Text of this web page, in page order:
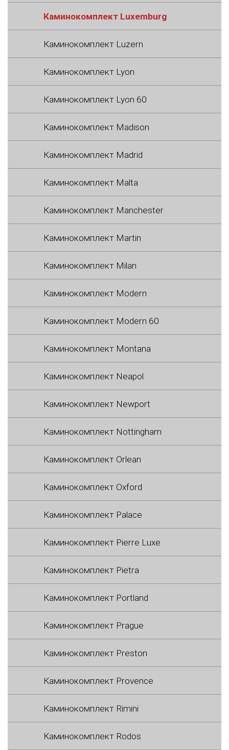
Каминокомплект Luxemburg
Каминокомплект Luzern
Каминокомплект Lyon
Каминокомплект Lyon 60
Каминокомплект Madison
Каминокомплект Madrid
Каминокомплект Malta
Каминокомплект Manchester
Каминокомплект Martin
Каминокомплект Milan
Каминокомплект Modern
Каминокомплект Modern 60
Каминокомплект Montana
Каминокомплект Neapol
Каминокомплект Newport
Каминокомплект Nottingham
Каминокомплект Orlean
Каминокомплект Oxford
Каминокомплект Palace
Каминокомплект Pierre Luxe
Каминокомплект Pietra
Каминокомплект Portland
Каминокомплект Prague
Каминокомплект Preston
Каминокомплект Provence
Каминокомплект Rimini
Каминокомплект Rodos